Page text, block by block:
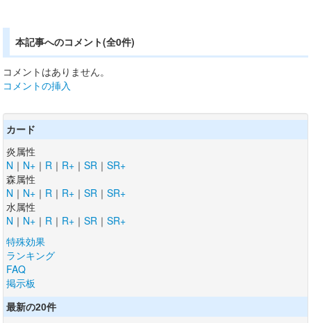
本記事へのコメント(全0件)
コメントはありません。
コメントの挿入
カード
炎属性
N ｜ N+ ｜ R ｜ R+ ｜ SR ｜ SR+
森属性
N ｜ N+ ｜ R ｜ R+ ｜ SR ｜ SR+
水属性
N ｜ N+ ｜ R ｜ R+ ｜ SR ｜ SR+
特殊効果
ランキング
FAQ
掲示板
最新の20件